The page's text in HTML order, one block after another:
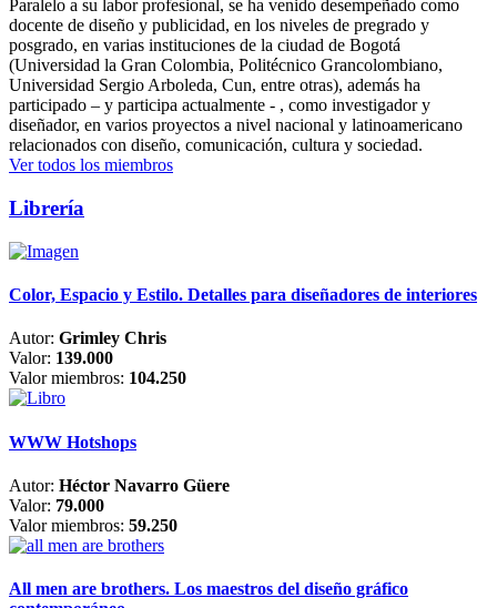
Paralelo a su labor profesional, se ha venido desempeñado como
docente de diseño y publicidad, en los niveles de pregrado y
posgrado, en varias instituciones de la ciudad de Bogotá
(Universidad la Gran Colombia, Politécnico Grancolombiano,
Universidad Sergio Arboleda, Cun, entre otras), además ha
participado – y participa actualmente - , como investigador y
diseñador, en varios proyectos a nivel nacional y latinoamericano
relacionados con diseño, comunicación, cultura y sociedad.
Ver todos los miembros
Librería
Color, Espacio y Estilo. Detalles para diseñadores de interiores
Autor: Grimley Chris
Valor: 139.000
Valor miembros: 104.250
WWW Hotshops
Autor: Héctor Navarro Güere
Valor: 79.000
Valor miembros: 59.250
All men are brothers. Los maestros del diseño gráfico